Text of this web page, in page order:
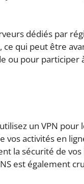
dédiés par
qui peut être
ou pour participer
un VPN pour
activités en
la sécurité de
est également